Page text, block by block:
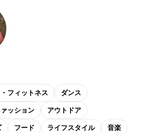
フィットネス ダンス
ッション アウトドア
フード ライフスタイル 音楽